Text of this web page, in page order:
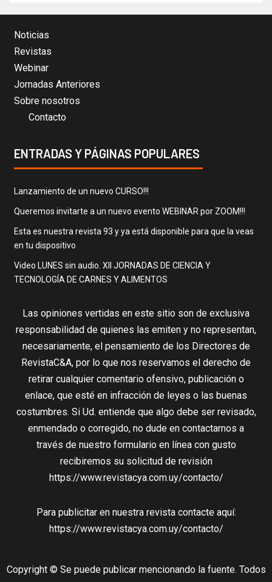
Noticias
Revistas
Webinar
Jornadas Anteriores
Sobre nosotros
Contacto
ENTRADAS Y PÁGINAS POPULARES
Lanzamiento de un nuevo CURSO!!!
Queremos invitarte a un nuevo evento WEBINAR por ZOOM!!!
Esta es nuestra revista 93 y ya está disponible para que la veas
en tu dispositivo
Video LUNES sin audio. XII JORNADAS DE CIENCIA Y
TECNOLOGÍA DE CARNES Y ALIMENTOS
Las opiniones vertidas en este sitio son de exclusiva
responsabilidad de quienes las emiten y no representan,
necesariamente, el pensamiento de los Directores de
RevistaC&A, por lo que nos reservamos el derecho de
retirar cualquier comentario ofensivo, publicación o
enlace, que esté en infracción de leyes o las buenas
costumbres. Si Ud. entiende que algo debe ser revisado,
enmendado o corregido, no dude en contactarnos a
través de nuestro formulario en línea con gusto
recibiremos su solicitud de revisión
https://www.revistacya.com.uy/contacto/
Para publicitar en nuestra revista contacte aquí:
https://www.revistacya.com.uy/contacto/
Copyright © Se puede publicar mencionando la fuente. Todos